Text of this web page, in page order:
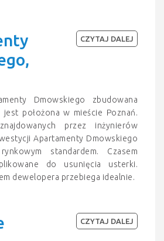
Dmowskiego zbudowana
położona w mieście Poznań.
przez inżynierów
Apartamenty Dmowskiego
standardem. Czasem
do usunięcia usterki.
dewelopera przebiega idealnie.
CZYTAJ DALEJ
CZYTAJ DALEJ